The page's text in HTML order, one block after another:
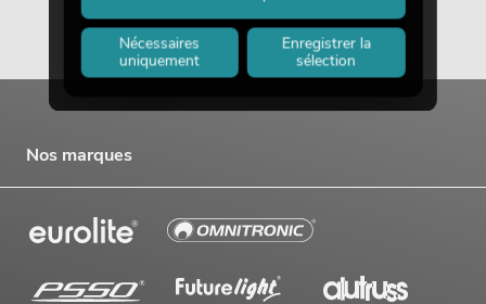
Nos marques
Nécessaires
uniquement
Enregistrer la
sélection